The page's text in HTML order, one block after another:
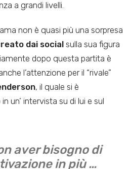
a grandi livelli.
non è quasi più una sorpresa
dai socialsulla sua figura
dopo questa partita è
l’attenzione per il “rivale”
, il quale si è
un’ intervista su di lui e sul
aver bisogno di
in più …